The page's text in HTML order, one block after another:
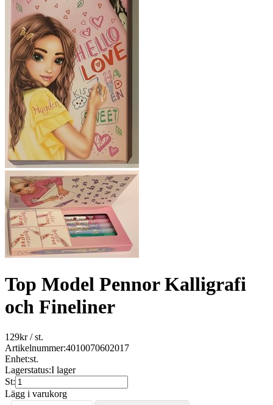
Top Model Pennor Kalligrafi
och Fineliner
129kr/ st.
Artikelnummer:4010070602017
Enhet:st.
Lagerstatus:I lager
St:
Lägg i varukorg